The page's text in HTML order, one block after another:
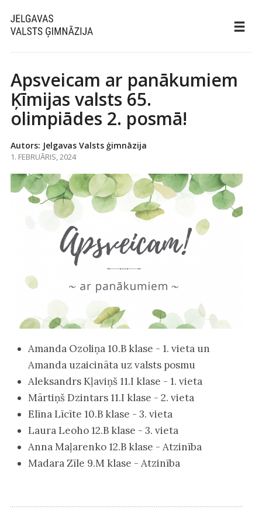
Apsveicam ar panākumiem
Ķīmijas valsts 65.
olimpiādes 2. posmā!
Autors: Jelgavas Valsts ģimnāzija
1. FEBRUĀRIS, 2024
Amanda Ozoliņa 10.B klase - 1. vieta un
Amanda uzaicināta uz valsts posmu
Aleksandrs Kļaviņš 11.I klase - 1. vieta
Mārtiņš Dzintars 11.I klase - 2. vieta
Elīna Līcīte 10.B klase - 3. vieta
Laura Leoho 12.B klase - 3. vieta
Anna Maļarenko 12.B klase - Atzinība
Madara Zīle 9.M klase - Atzinība